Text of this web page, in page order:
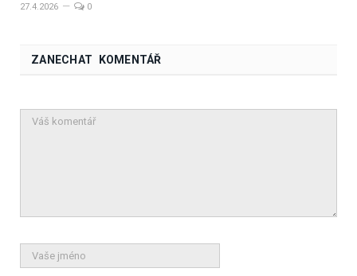
27.4.2026 0
ZANECHAT KOMENTÁŘ